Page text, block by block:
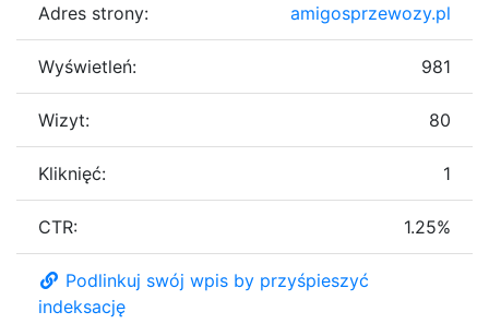
Adres strony: amigosprzewozy.pl
Wyświetleń: 981
Wizyt: 80
Kliknięć: 1
CTR: 1.25%
Podlinkuj swój wpis by przyśpieszyć
indeksację